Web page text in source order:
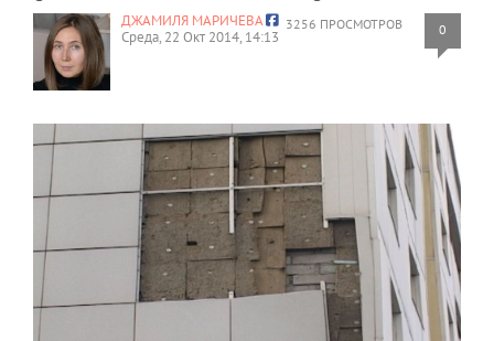
3256 ПРОСМОТРОВ 0
ДЖАМИЛЯ МАРИЧЕВА
Среда, 22 Окт 2014, 14:13